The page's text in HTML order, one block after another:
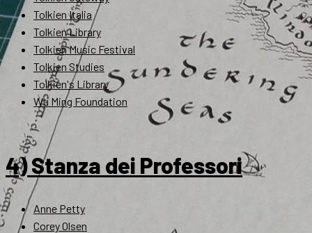
Tolkien Italia
Tolkien Library
Tolkien Music Festival
Tolkien Studies
Tolkien's Library
Wu Ming Foundation
4) Stanza dei Professori
Anne Petty
Corey Olsen